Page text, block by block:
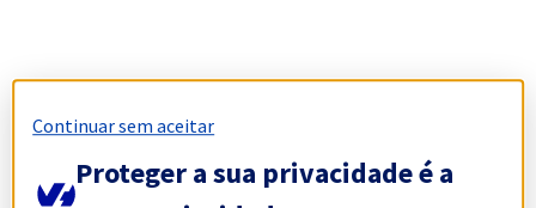
Continuar sem aceitar
Proteger a sua privacidade é a